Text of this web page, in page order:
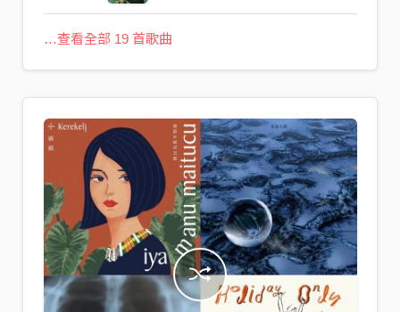
…查看全部 19 首歌曲